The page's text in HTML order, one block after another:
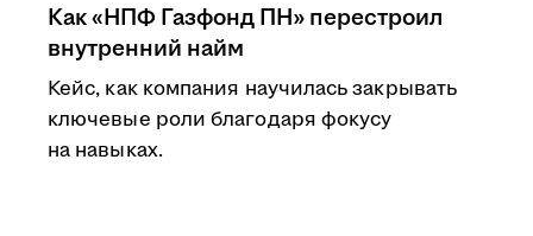
Как «НПФ Газфонд ПН» перестроил
внутренний найм
Кейс, как компания научилась закрывать
ключевые роли благодаря фокусу
на навыках.